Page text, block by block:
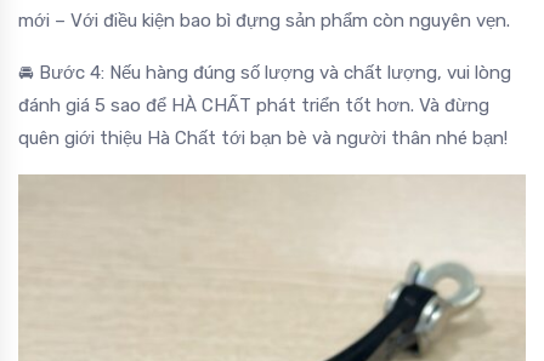
mới – Với điều kiện bao bì đựng sản phẩm còn nguyên vẹn.
🚘 Bước 4: Nếu hàng đúng số lượng và chất lượng, vui lòng
đánh giá 5 sao để HÀ CHẤT phát triển tốt hơn. Và đừng
quên giới thiệu Hà Chất tới bạn bè và người thân nhé bạn!